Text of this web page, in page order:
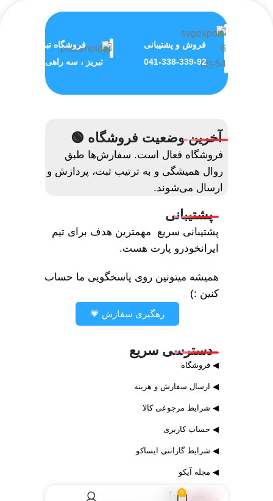
فروش و پشتیبانی
041-338-339-92
فروشگاه تبریز
تبریز ، سه راهی ولیعصر
آخرین وضعیت فروشگاه 🟢
فروشگاه فعال است. سفارش‌ها طبق
روال همیشگی و به ترتیب ثبت، پردازش و
ارسال می‌شوند.
پشتیبانی
پشتیبانی سریع مهمترین هدف برای تیم
ایرانخودرو پارت هست.
همیشه میتونین روی پاسخگویی ما حساب
کنین :)
رهگیری سفارش 💗
دسترسی سریع
◀ فروشگاه
◀ ارسال سفارش و هزینه
◀ شرایط مرجوعی کالا
◀ حساب کاربری
◀ شرایط گارانتی ایساکو
◀ مجله آیکو
مجوز ها
0